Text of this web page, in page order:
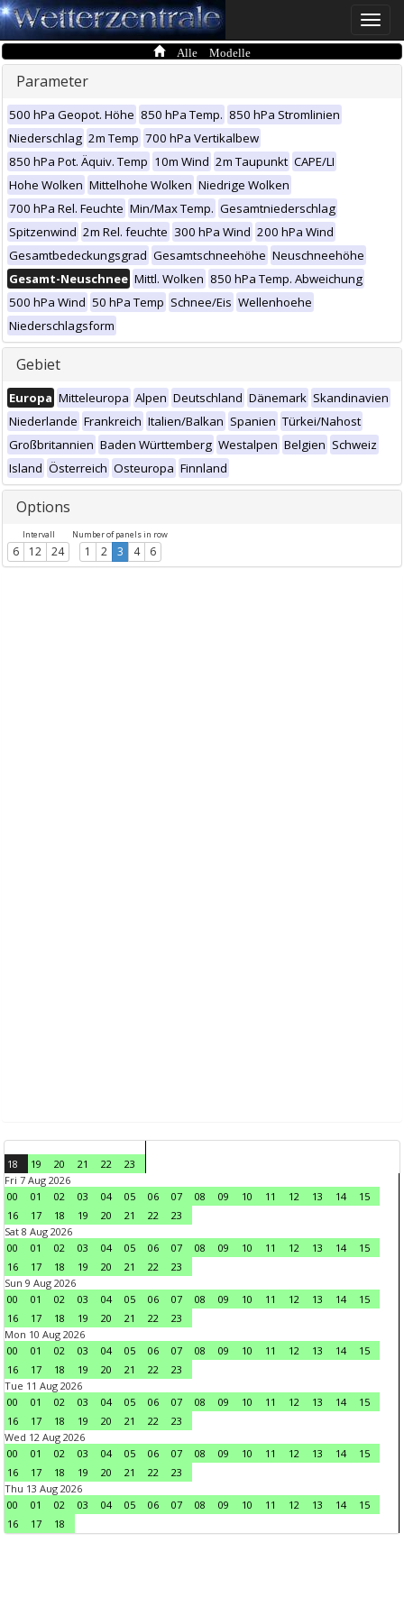
Toggle
Alle Modelle
Parameter
500 hPa Geopot. Höhe 850 hPa Temp. 850 hPa Stromlinien
Niederschlag 2m Temp 700 hPa Vertikalbew
850 hPa Pot. Äquiv. Temp 10m Wind 2m Taupunkt CAPE/LI
Hohe Wolken Mittelhohe Wolken Niedrige Wolken
700 hPa Rel. Feuchte Min/Max Temp. Gesamtniederschlag
Spitzenwind 2m Rel. feuchte 300 hPa Wind 200 hPa Wind
Gesamtbedeckungsgrad Gesamtschneehöhe Neuschneehöhe
Gesamt-Neuschnee Mittl. Wolken 850 hPa Temp. Abweichung
500 hPa Wind 50 hPa Temp Schnee/Eis Wellenhoehe
Niederschlagsform
Gebiet
Europa Mitteleuropa Alpen Deutschland Dänemark Skandinavien
Niederlande Frankreich Italien/Balkan Spanien Türkei/Nahost
Großbritannien Baden Württemberg Westalpen Belgien Schweiz
Island Österreich Osteuropa Finnland
Options
Intervall
6 12 24
Number of panels in row
1 2 3 4 6
18 19 20 21 22
23
Fri 7 Aug 2026
00
01 02 03 04 05 06 07 08 09 10 11 12 13 14
15
16
17 18 19 20 21 22
23
Sat 8 Aug 2026
00
01 02 03 04 05 06 07 08 09 10 11 12 13 14
15
16
17 18 19 20 21 22
23
Sun 9 Aug 2026
00
01 02 03 04 05 06 07 08 09 10 11 12 13 14
15
16
17 18 19 20 21 22
23
Mon 10 Aug 2026
00
01 02 03 04 05 06 07 08 09 10 11 12 13 14
15
16
17 18 19 20 21 22
23
Tue 11 Aug 2026
00
01 02 03 04 05 06 07 08 09 10 11 12 13 14
15
16
17 18 19 20 21 22
23
Wed 12 Aug 2026
00
01 02 03 04 05 06 07 08 09 10 11 12 13 14
15
16
17 18 19 20 21 22
23
Thu 13 Aug 2026
00
01 02 03 04 05 06 07 08 09 10 11 12 13 14
15
16
17 18